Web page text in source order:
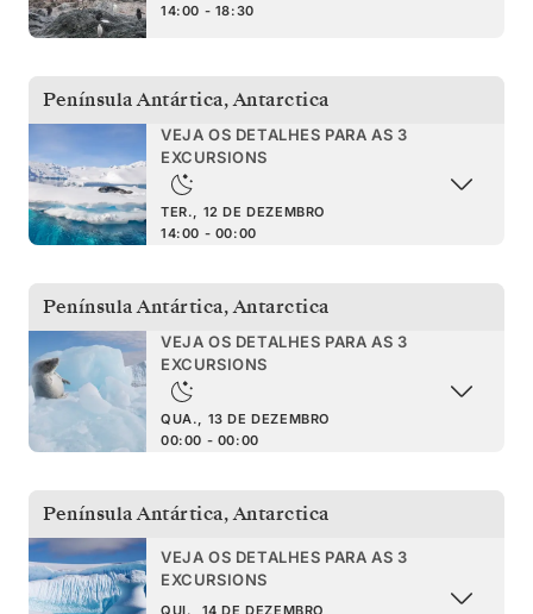
14:00 - 18:30
Península Antártica,Antarctica
VEJA OS DETALHES PARA AS 3
EXCURSIONS
TER., 12 DE DEZEMBRO
14:00 - 00:00
Península Antártica,Antarctica
VEJA OS DETALHES PARA AS 3
EXCURSIONS
QUA., 13 DE DEZEMBRO
00:00 - 00:00
Península Antártica,Antarctica
VEJA OS DETALHES PARA AS 3
EXCURSIONS
QUI., 14 DE DEZEMBRO